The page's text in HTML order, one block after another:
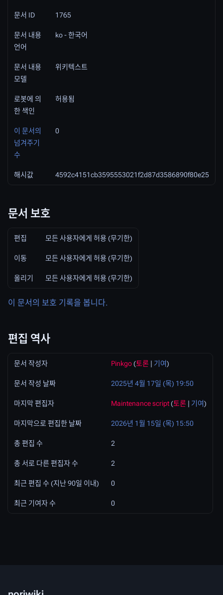
문서 ID 1765
문서 내용
언어
ko - 한국어
문서 내용
모델
위키텍스트
로봇에 의
한 색인
허용됨
이 문서의
넘겨주기
수
0
해시값 4592c4151cb3595553021f2d87d3586890f80e25
문서 보호
편집 모든 사용자에게 허용 (무기한)
이동 모든 사용자에게 허용 (무기한)
올리기 모든 사용자에게 허용 (무기한)
이 문서의 보호 기록을 봅니다.
편집 역사
문서 작성자 Pinkgo(토론 | 기여)
문서 작성 날짜 2025년 4월 17일 (목) 19:50
마지막 편집자 Maintenance script(토론 | 기여)
마지막으로 편집한 날짜 2026년 1월 15일 (목) 15:50
총 편집 수 2
총 서로 다른 편집자 수 2
최근 편집 수 (지난 90일 이내) 0
최근 기여자 수 0